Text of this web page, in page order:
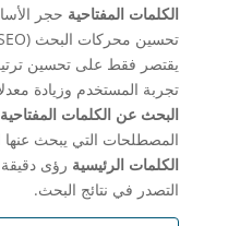
الكلمات المفتاحية حجر
يقتصر فقط على تحسين
تجربة المستخدم وزيادة
البحث عن الكلمات
المصطلحات التي يبحث عنها
الكلمات الرئيسية رؤى
التصدر في نتائج البحث.